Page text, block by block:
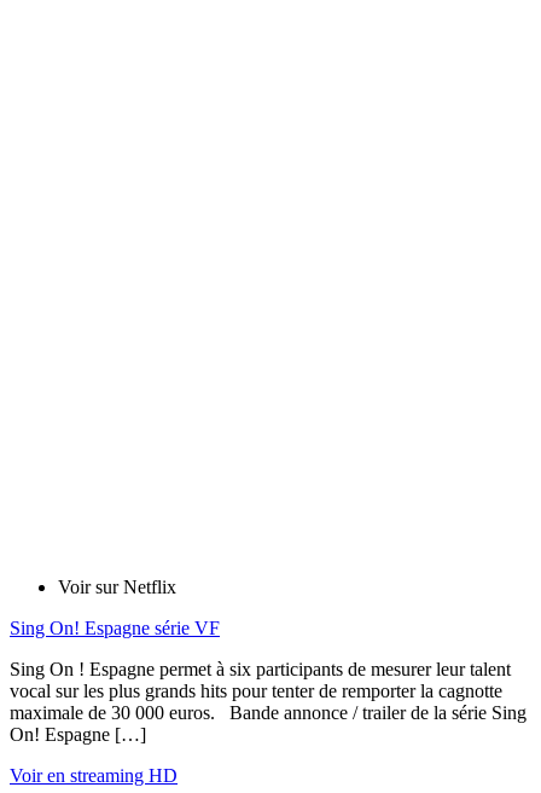
Voir sur Netflix
Sing On! Espagne série VF
Sing On ! Espagne permet à six participants de mesurer leur talent
vocal sur les plus grands hits pour tenter de remporter la cagnotte
maximale de 30 000 euros. Bande annonce / trailer de la série Sing
On! Espagne […]
Voir en streaming HD